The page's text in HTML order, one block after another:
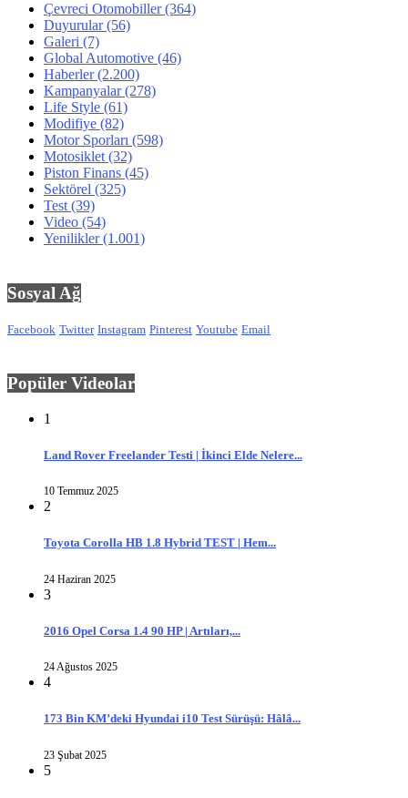
Çevreci Otomobiller(364)
Duyurular(56)
Galeri (7)
Global Automotive (46)
Haberler(2.200)
Kampanyalar(278)
Life Style (61)
Modifiye (82)
Motor Sporları (598)
Motosiklet (32)
Piston Finans (45)
Sektörel (325)
Test (39)
Video (54)
Yenilikler(1.001)
Sosyal Ağ
Facebook Twitter Instagram Pinterest Youtube Email
Popüler Videolar
1
Land Rover Freelander Testi | İkinci Elde Nelere...
10 Temmuz 2025
2
Toyota Corolla HB 1.8 Hybrid TEST | Hem...
24 Haziran 2025
3
2016 Opel Corsa 1.4 90 HP | Artıları,...
24 Ağustos 2025
4
173 Bin KM’deki Hyundai i10 Test Sürüşü: Hâlâ...
23 Şubat 2025
5